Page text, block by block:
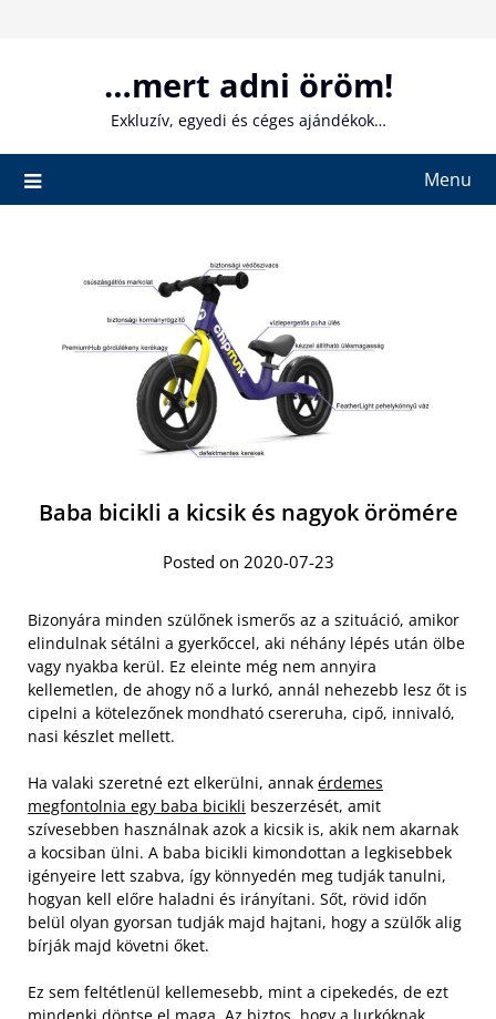
…mert adni öröm!
Exkluzív, egyedi és céges ajándékok…
Menu
Baba bicikli a kicsik és nagyok örömére
Posted on 2020-07-23
Bizonyára minden szülőnek ismerős az a szituáció, amikor
elindulnak sétálni a gyerkőccel, aki néhány lépés után ölbe
vagy nyakba kerül. Ez eleinte még nem annyira
kellemetlen, de ahogy nő a lurkó, annál nehezebb lesz őt is
cipelni a kötelezőnek mondható csereruha, cipő, innivaló,
nasi készlet mellett.
Ha valaki szeretné ezt elkerülni, annak érdemes
megfontolnia egy baba bicikli beszerzését, amit
szívesebben használnak azok a kicsik is, akik nem akarnak
a kocsiban ülni. A baba bicikli kimondottan a legkisebbek
igényeire lett szabva, így könnyedén meg tudják tanulni,
hogyan kell előre haladni és irányítani. Sőt, rövid időn
belül olyan gyorsan tudják majd hajtani, hogy a szülők alig
bírják majd követni őket.
Ez sem feltétlenül kellemesebb, mint a cipekedés, de ezt